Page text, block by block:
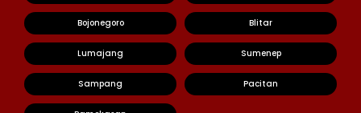
Bojonegoro Blitar
Lumajang Sumenep
Sampang Pacitan